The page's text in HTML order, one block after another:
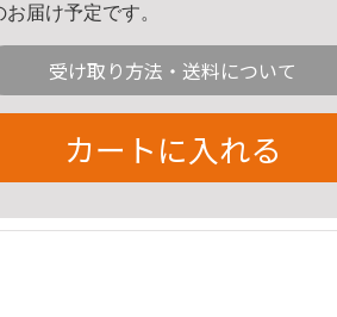
届け予定です。
受け取り方法・送料について
カートに入れる